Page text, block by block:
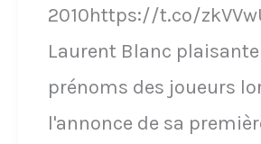
l'Euro
le
28
juin
2010https://t.co/
Laurent Blanc
prénoms des joueurs
l'annonce de sa